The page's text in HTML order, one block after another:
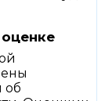
об